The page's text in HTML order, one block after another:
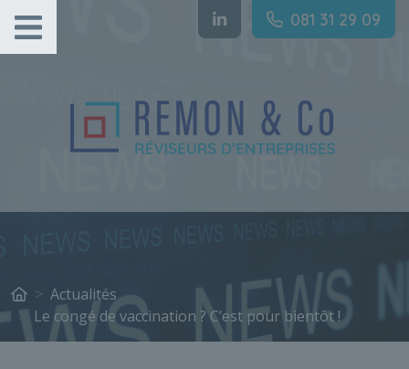
081 31 29 09
Actualités
Le congé de vaccination ? C’est pour bientôt !
Gestion des cookies